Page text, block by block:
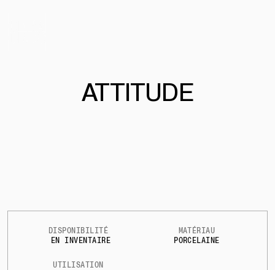
ATTITUDE
DISPONIBILITÉ
EN INVENTAIRE
MATÉRIAU
PORCELAINE
UTILISATION